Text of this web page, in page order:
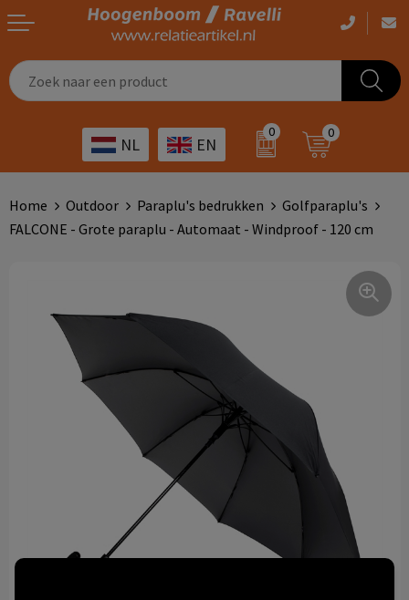
NL EN
0 0
Giveaways
Outdoor
Office
Schrijfwaren
Technologie & gadgets
Themageschenken
Werkkleding
Sportkleding
Outdoor artikelen bedrukken
Giveaways bedrukken
Transport
Horeca
Kinderopvang
Landbouw
Home Outdoor Paraplu's bedrukken
Golfparaplu's
FALCONE - Grote paraplu - Automaat - Windproof - 120 cm